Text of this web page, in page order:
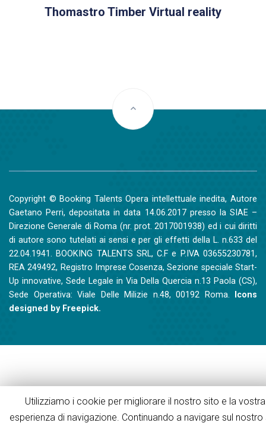
Thomastro Timber Virtual reality
Copyright © Booking Talents Opera intellettuale inedita, Autore
Gaetano Perri, depositata in data 14.06.2017 presso la SIAE –
Direzione Generale di Roma (nr. prot. 2017001938) ed i cui diritti
di autore sono tutelati ai sensi e per gli effetti della L. n.633 del
22.04.1941. BOOKING TALENTS SRL, C.F e P.IVA 03655230781,
REA 249492, Registro Imprese Cosenza, Sezione speciale Start-
Up innovative, Sede Legale in Via Della Quercia n.13 Paola (CS),
Sede Operativa: Viale Delle Milizie n.48, 00192 Roma.
Icons
designed by Freepick.
Utilizziamo i cookie per migliorare il nostro sito e la vostra
esperienza di navigazione. Continuando a navigare sul nostro